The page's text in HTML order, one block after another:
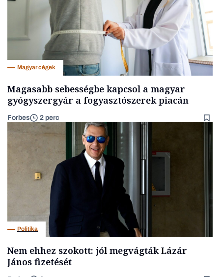
Magyar cégek
Magasabb sebességbe kapcsol a magyar
gyógyszergyár a fogyasztószerek piacán
Forbes 2 perc
Politika
Nem ehhez szokott: jól megvágták Lázár
János fizetését